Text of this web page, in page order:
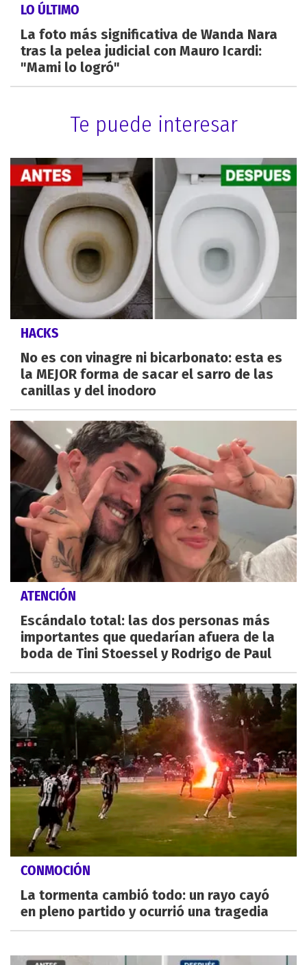
LO ÚLTIMO
La foto más significativa de Wanda Nara
tras la pelea judicial con Mauro Icardi:
"Mami lo logró"
Te puede interesar
HACKS
No es con vinagre ni bicarbonato: esta es
la MEJOR forma de sacar el sarro de las
canillas y del inodoro
ATENCIÓN
Escándalo total: las dos personas más
importantes que quedarían afuera de la
boda de Tini Stoessel y Rodrigo de Paul
CONMOCIÓN
La tormenta cambió todo: un rayo cayó
en pleno partido y ocurrió una tragedia